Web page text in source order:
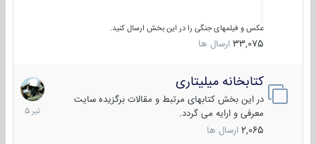
عکس و فیلمهای جنگی را در این بخش ارسال کنید.
33,075 ارسال ها
کتابخانه میلیتاری
در این بخش کتابهای مرتبط و مقالات برگزیده سایت
معرفی و ارایه می گردد.
2,065 ارسال ها
16
تیر
1405